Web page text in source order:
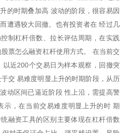
的时期叠加高 波动的阶段，很容易因
遭遇较大回撤。也有投资者在 经过几
制杠杆倍数、拉长评估周期，在实践
票怎么融资杠杆使用方式。 在当前交
近200个交易日为样本观察，回撤突
交 易难度明显上升的时期阶段，从历
动区间已逼近阶段 性上沿，需提高警
示，在当前交易难度明显上升的时 期
融资工具的区别主要体现在杠杆倍数